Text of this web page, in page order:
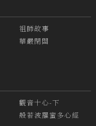
祖師故事
華嚴閉關
觀音十心-下
般若波羅蜜多心經